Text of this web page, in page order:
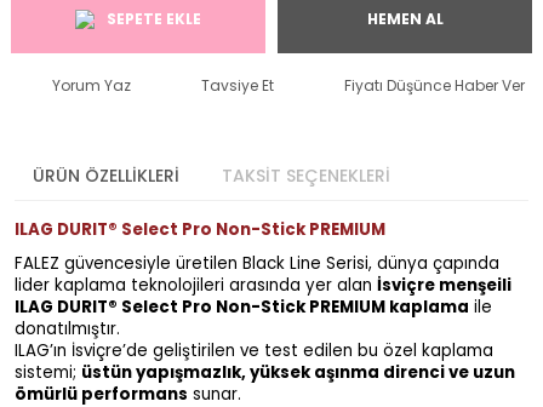
SEPETE EKLE HEMEN AL
Yorum Yaz Tavsiye Et Fiyatı Düşünce Haber Ver
ÜRÜN ÖZELLİKLERİ TAKSİT SEÇENEKLERİ
ILAG DURIT® Select Pro Non-Stick PREMIUM
FALEZ güvencesiyle üretilen Black Line Serisi, dünya çapında
lider kaplama teknolojileri arasında yer alan İsviçre menşeili
ILAG DURIT® Select Pro Non-Stick PREMIUM kaplama ile
donatılmıştır.
ILAG’ın İsviçre’de geliştirilen ve test edilen bu özel kaplama
sistemi; üstün yapışmazlık, yüksek aşınma direnci ve uzun
ömürlü performans sunar.